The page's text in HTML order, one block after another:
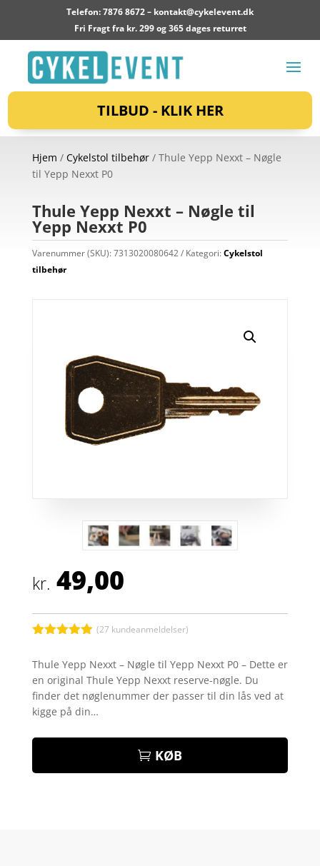
Telefon: 7876 8672 – kontakt@cykelevent.dk
Fri Fragt fra kr. 299 og 365 dages returret
TILBUD - KLIK HER
Hjem / Cykelstol tilbehør/ Thule Yepp Nexxt – Nøgle
til Yepp Nexxt P0
Thule Yepp Nexxt – Nøgle til
Yepp Nexxt P0
Varenummer (SKU):7313020080642 Kategori:Cykelstol
tilbehør
kr. 49,00
ud af 5
baseret på
kundebedøm
melser
(27 kundeanmeldelser)
Thule Yepp Nexxt – Nøgle til Yepp Nexxt P0 – Dette er
en original Thule Yepp Nexxt reserve-nøgle. Du
finder det nøglenummer der passer til din lås ved at
kigge på din…
KØB